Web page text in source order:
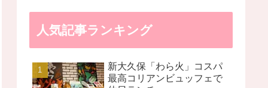
人気記事ランキング
新大久保「わら火」コスパ
最高コリアンビュッフェで